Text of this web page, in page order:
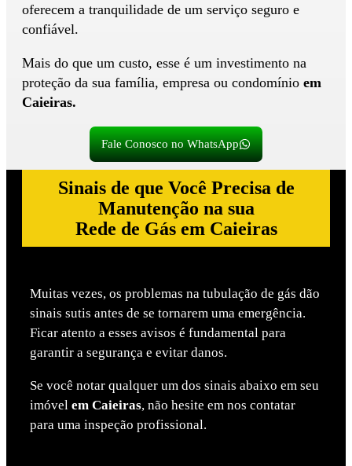
oferecem a tranquilidade de um serviço seguro e
confiável.
Mais do que um custo, esse é um investimento na
proteção da sua família, empresa ou condomínio em
Caieiras.
Fale Conosco no WhatsApp
Sinais de que Você Precisa de
Manutenção na sua
Rede de Gás em Caieiras
Muitas vezes, os problemas na tubulação de gás dão
sinais sutis antes de se tornarem uma emergência.
Ficar atento a esses avisos é fundamental para
garantir a segurança e evitar danos.
Se você notar qualquer um dos sinais abaixo em seu
imóvel em Caieiras, não hesite em nos contatar
para uma inspeção profissional.